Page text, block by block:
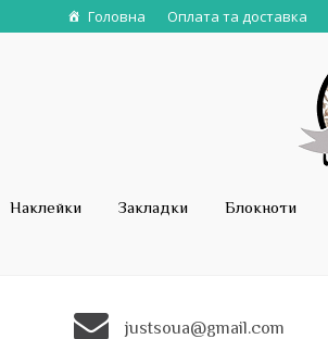
Головна Оплата та доставка
Наклейки Закладки Блокноти
justsoua@gmail.com